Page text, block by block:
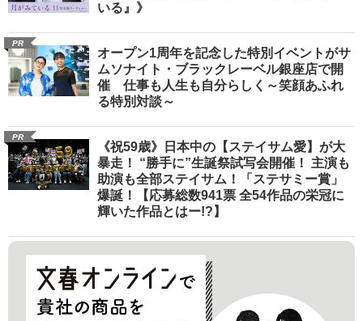
いる』》
PR
オープン1周年を記念した特別イベントがサ
ムソナイト・ブラックレーベル銀座店で開
催 仕事も人生も自分らしく～笑顔あふれ
る特別対談～
PR
《祝59歳》日本中の【ステイサム愛】が大
暴走！ “勝手に”生誕祭試写会開催！ 主演も
助演も全部ステイサム！「ステサミー賞」
爆誕！【応募総数941票 全54作品の栄冠に
輝いた作品とはー!?】